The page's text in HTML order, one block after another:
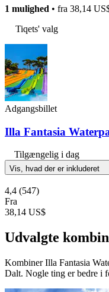
1 mulighed • fra 38,14
Tiqets' valg
Adgangsbillet
Illa Fantasia
Tilgængelig i dag
Vis, hvad der er inkluderet
4,4 (547)
Fra
38,14 US$
Udvalgte
Kombiner Illa Fantasia
Dalt. Nogle ting er bedre i